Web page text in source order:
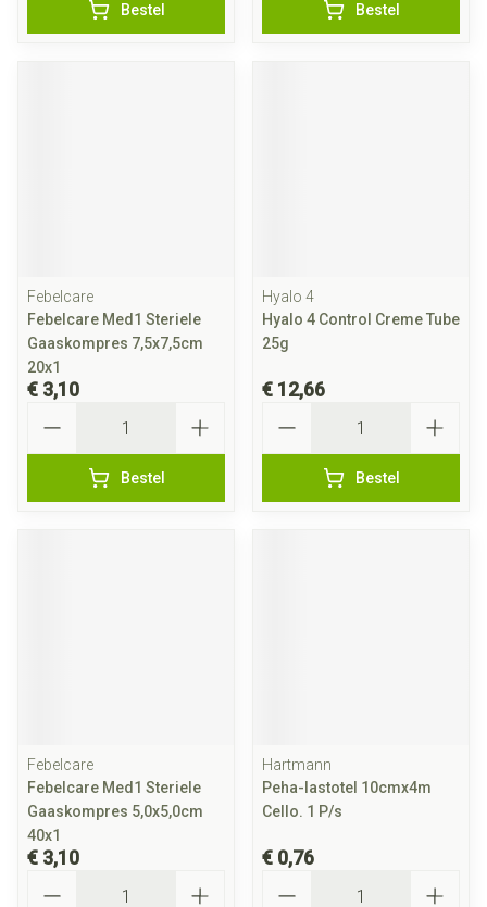
Bestel Bestel
Febelcare
Febelcare Med1 Steriele
Gaaskompres 7,5x7,5cm
20x1
€ 3,10
Bestel
Hyalo 4
Hyalo 4 Control Creme Tube
25g
€ 12,66
Bestel
Febelcare
Febelcare Med1 Steriele
Gaaskompres 5,0x5,0cm
40x1
€ 3,10
Hartmann
Peha-lastotel 10cmx4m
Cello. 1 P/s
€ 0,76